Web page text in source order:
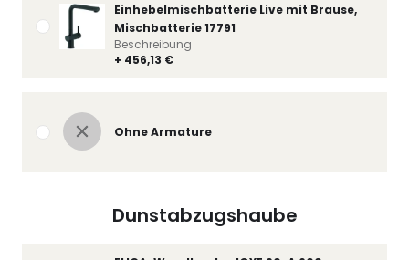
Einhebelmischbatterie Live mit Brause,
Mischbatterie 17791
+ 456,13 €
Beschreibung
Ohne Armature
Dunstabzugshaube